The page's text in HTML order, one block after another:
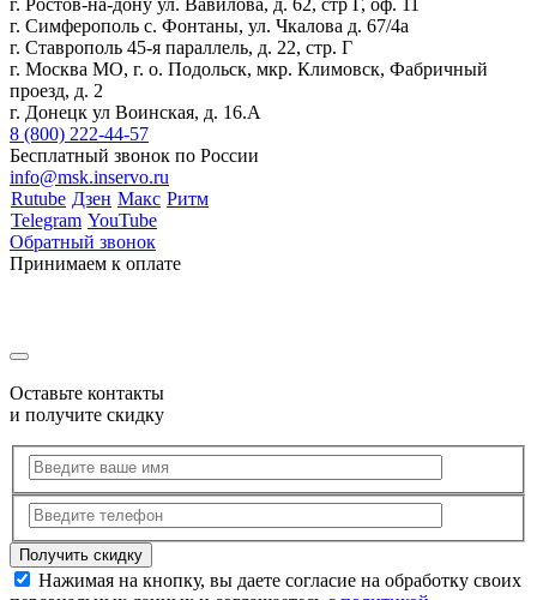
г. Ростов-на-дону ул. Вавилова, д. 62, стр Г, оф. 11
г. Симферополь с. Фонтаны, ул. Чкалова д. 67/4а
г. Ставрополь 45-я параллель, д. 22, стр. Г
г. Москва МО, г. о. Подольск, мкр. Климовск, Фабричный
проезд, д. 2
г. Донецк ул Воинская, д. 16.А
8 (800) 222-44-57
Бесплатный звонок по России
info@msk.inservo.ru
Rutube Дзен Макс Ритм
Telegram YouTube
Обратный звонок
Принимаем к оплате
Оставьте контакты
и получите скидку
Нажимая на кнопку, вы даете согласие на обработку своих